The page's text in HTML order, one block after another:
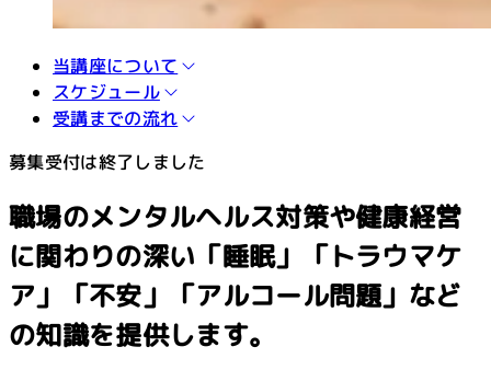
当講座について
スケジュール
受講までの流れ
募集受付は終了しました
職場のメンタルヘルス対策や健康経営
に関わりの深い「睡眠」「トラウマケ
ア」「不安」「アルコール問題」など
の知識を提供します。